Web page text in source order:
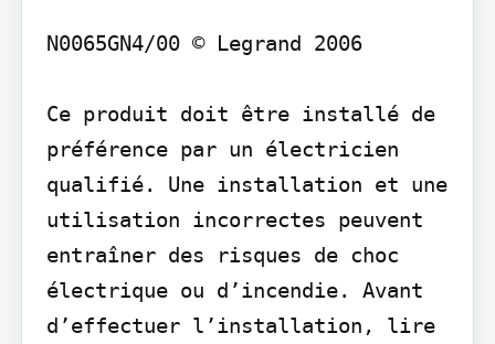
N0065GN4/00 © Legrand 2006
Ce produit doit être installé de
préférence par un électricien
qualifié. Une installation et une
utilisation incorrectes peuvent
entraîner des risques de choc
électrique ou d’incendie. Avant
d’effectuer l’installation, lire